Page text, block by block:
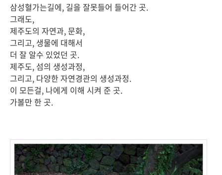
삼성혈가는길에, 길을 잘못들어 들어간 곳.
그래도,
제주도의 자연과, 문화,
그리고, 생물에 대해서
더 잘 알수 있었던 곳.
제주도, 섬의 생성과정,
그리고, 다양한 자연경관의 생성과정.
이 모든걸, 나에게 이해 시켜 준 곳.
가볼만 한 곳.